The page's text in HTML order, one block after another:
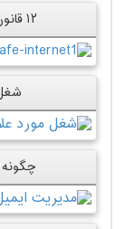
۱۲ قانون ضروری برای امن ماندن در اینترنت